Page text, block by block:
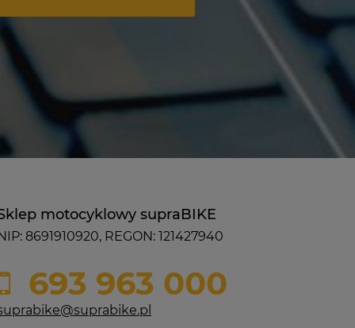
motocyklowy supraBIKE
8691910920, REGON: 121427940
693 963 000